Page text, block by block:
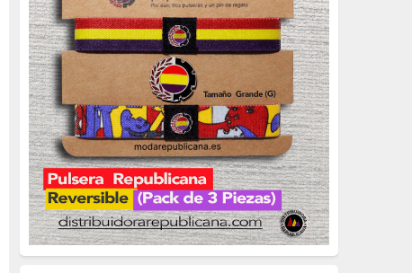
Actualidad
(2319)
monarquía
(2253)
borbones
(2176)
Cultura
(2163)
Guerra
(1674)
genocidio
(1234)
mujer
(1070)